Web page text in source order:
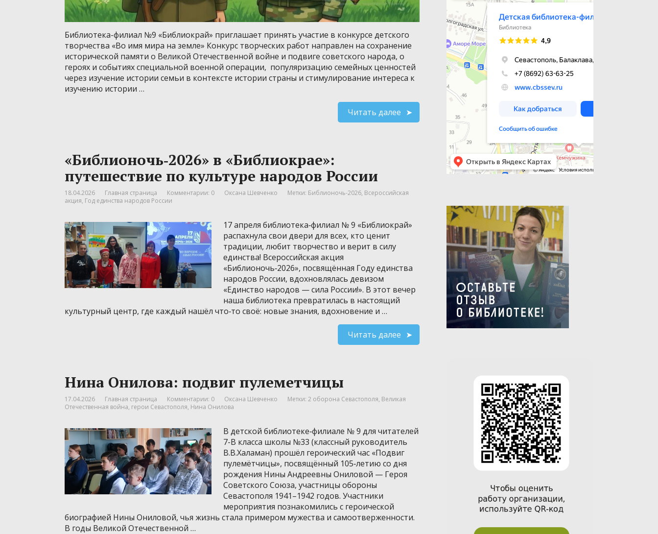
Библиотека-филиал №9 «Библиокрай» приглашает принять участие в конкурсе детского
творчества «Во имя мира на земле» Конкурс творческих работ направлен на сохранение
исторической памяти о Великой Отечественной войне и подвиге советского народа, о
героях и событиях специальной военной операции, популяризацию семейных ценностей
через изучение истории семьи в контексте истории страны и стимулирование интереса к
изучению истории …
Читать далее
«Библионочь‑2026» в «Библиокрае»:
путешествие по культуре народов России
18.04.2026 Главная страница Комментарии: 0 Оксана Шевченко Метки: Библионочь-2026, Всероссийская
акция, Год единства народов России
17 апреля библиотека‑филиал № 9 «Библиокрай»
распахнула свои двери для всех, кто ценит
традиции, любит творчество и верит в силу
единства! Всероссийская акция
«Библионочь‑2026», посвящённая Году единства
народов России, вдохновлялась девизом
«Единство народов — сила России!». В этот вечер
наша библиотека превратилась в настоящий
культурный центр, где каждый нашёл что‑то своё: новые знания, вдохновение и …
Читать далее
Нина Онилова: подвиг пулеметчицы
17.04.2026 Главная страница Комментарии: 0 Оксана Шевченко Метки: 2 оборона Севастополя, Великая
Отечественная война, герои Севастополя, Нина Онилова
В детской библиотеке‑филиале № 9 для читателей
7-В класса школы №33 (классный руководитель
В.В.Халаман) прошёл героический час «Подвиг
пулемётчицы», посвящённый 105‑летию со дня
рождения Нины Андреевны Ониловой — Героя
Советского Союза, участницы обороны
Севастополя 1941–1942 годов. Участники
мероприятия познакомились с героической
биографией Нины Ониловой, чья жизнь стала примером мужества и самоотверженности.
В годы Великой Отечественной …